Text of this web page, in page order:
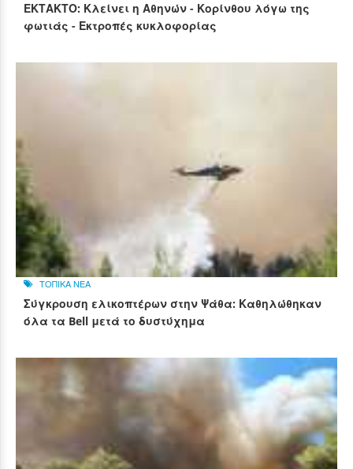
ΕΚΤΑΚΤΟ: Κλείνει η Αθηνών - Κορίνθου λόγω της
φωτιάς - Εκτροπές κυκλοφορίας
ΤΟΠΙΚΑ ΝΕΑ
Σύγκρουση ελικοπτέρων στην Ψάθα: Καθηλώθηκαν
όλα τα Bell μετά το δυστύχημα